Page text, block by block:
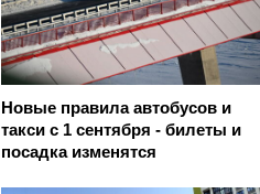
Новые правила автобусов и
такси с 1 сентября - билеты и
посадка изменятся